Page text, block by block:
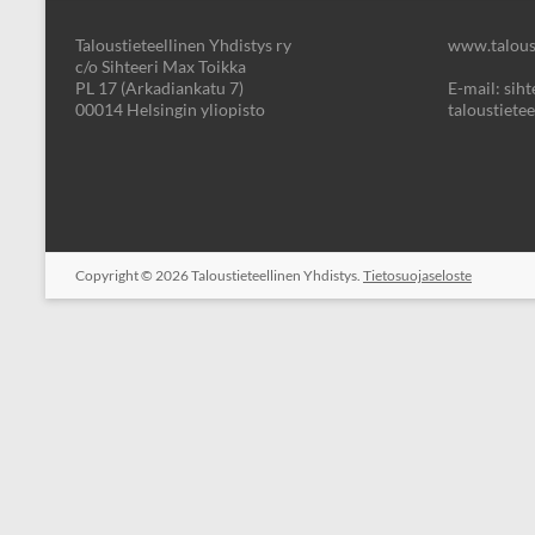
Taloustieteellinen Yhdistys ry
c/o Sihteeri Max Toikka
PL 17 (Arkadiankatu 7)
00014 Helsingin yliopisto
E-mail:
Copyright © 2026Taloustieteellinen Yhdistys. Tietosuojaseloste